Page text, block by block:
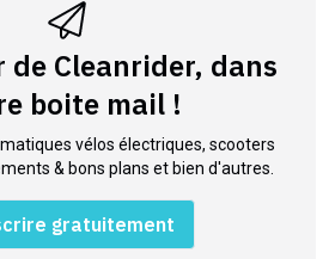
de Cleanrider, dans
boite mail !
vélos électriques, scooters
& bons plans et bien d'autres.
gratuitement